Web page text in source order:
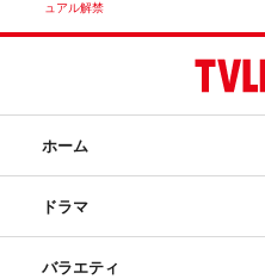
ュアル解禁
ホーム
ドラマ
バラエティ